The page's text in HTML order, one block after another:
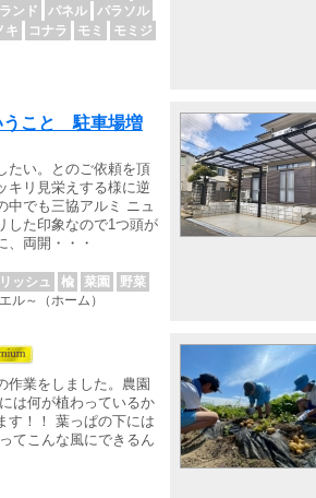
ンド パネル
パラソル
キ コナラ モミ
モミジ
うこと 駐車場増
たい。とのご依頼を頂
キリ見栄えする様に逆
中でも三協アルミ ニュ
した印象なので1つ頭が
、両開・・・
ッシュ 楡 菜園
野菜
～（ホーム）
作業をしました。農園
は何が植わっているか
す！！ 葉っぱの下には
てこんな風にできるん